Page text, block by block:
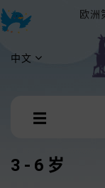
欧洲
中文
Toggle
☰
3-6岁